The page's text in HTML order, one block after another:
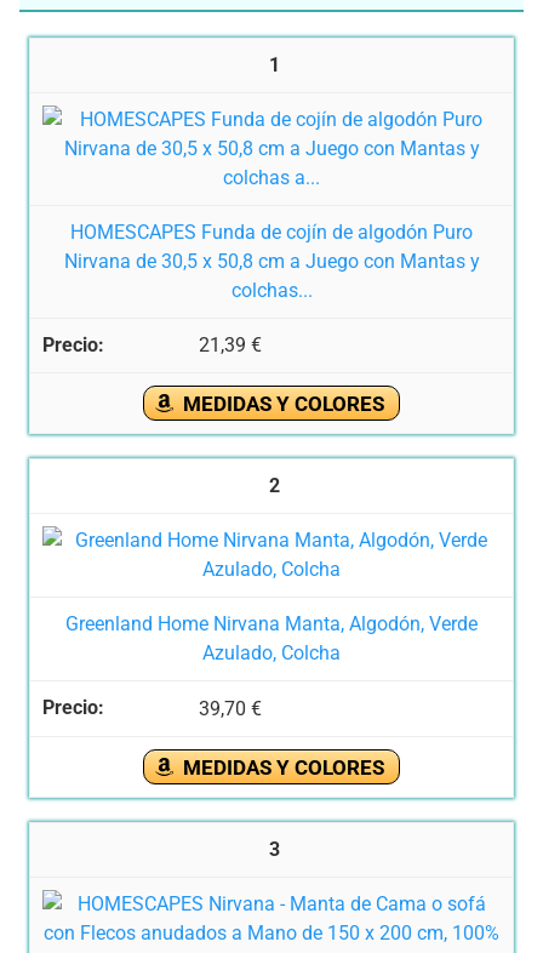
1
HOMESCAPES Funda de cojín de algodón Puro
Nirvana de 30,5 x 50,8 cm a Juego con Mantas y
colchas...
21,39 €
MEDIDAS Y COLORES
2
Greenland Home Nirvana Manta, Algodón, Verde
Azulado, Colcha
39,70 €
MEDIDAS Y COLORES
3